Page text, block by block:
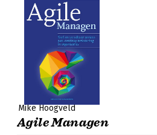
Mike Hoogveld
Agile Managen